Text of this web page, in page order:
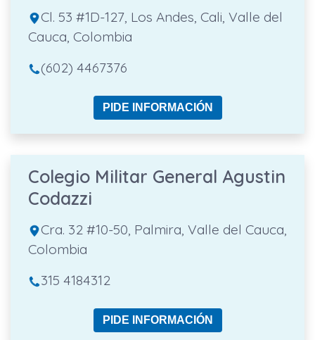
Cl. 53 #1D-127, Los Andes, Cali, Valle del
Cauca, Colombia
(602) 4467376
PIDE INFORMACIÓN
Colegio Militar General Agustin
Codazzi
Cra. 32 #10-50, Palmira, Valle del Cauca,
Colombia
315 4184312
PIDE INFORMACIÓN